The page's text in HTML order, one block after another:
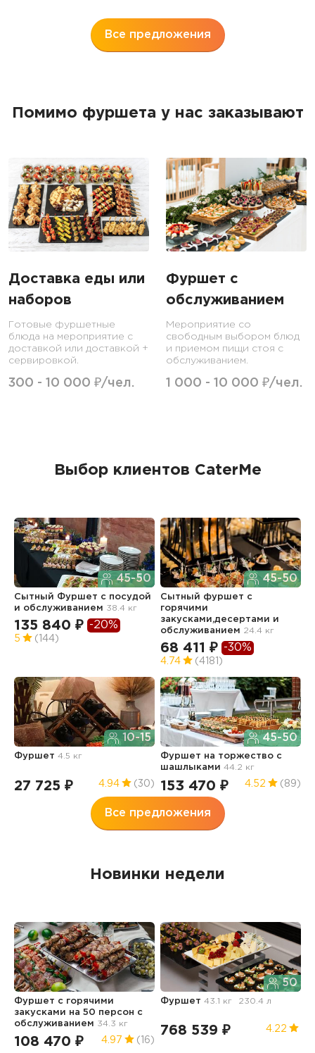
Все предложения
Помимо фуршета у нас заказывают
Доставка еды или
наборов
Готовые фуршетные
блюда на мероприятие с
доставкой или доставкой +
сервировкой.
300 - 10 000 ₽/чел.
Фуршет с
обслуживанием
Мероприятие со
свободным выбором блюд
и приемом пищи стоя с
обслуживанием.
1 000 - 10 000 ₽/чел.
Выбор клиентов CaterMe
45-50
Сытный Фуршет с посудой
и обслуживанием 38.4 кг
135 840 ₽ -20%
5 (144)
45-50
Сытный фуршет с
горячими
закусками,десертами и
обслуживанием 24.4 кг
68 411 ₽ -30%
4.74 (4181)
10-15
Фуршет4.5 кг
27 725 ₽ 4.94 (30)
45-50
Фуршет на торжество с
шашлыками44.2 кг
153 470 ₽ 4.52 (89)
Все предложения
Новинки недели
Фуршет с горячими
закусками на 50 персон с
обслуживанием 34.3 кг
108 470 ₽ 4.97 (16)
50
Фуршет43.1 кг 230.4 л
768 539 ₽ 4.22